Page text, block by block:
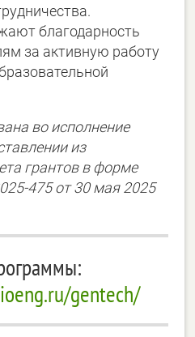
благодарность
за активную работу
во исполнение
из
грантов в форме
475 от 30 мая 2025
gentech/